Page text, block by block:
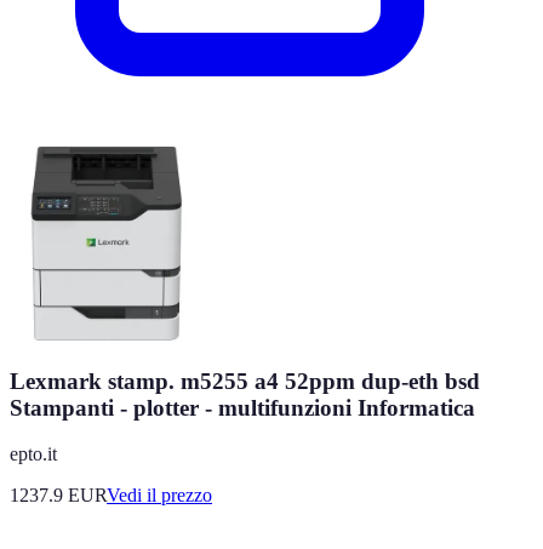
Lexmark stamp. m5255 a4 52ppm dup-eth bsd
Stampanti - plotter - multifunzioni Informatica
epto.it
1237.9 EURVedi il prezzo